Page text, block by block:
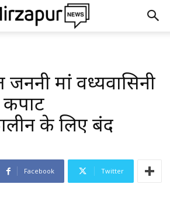
मां विंध्यवासिनी
के लिए बंद
Facebook Twitter